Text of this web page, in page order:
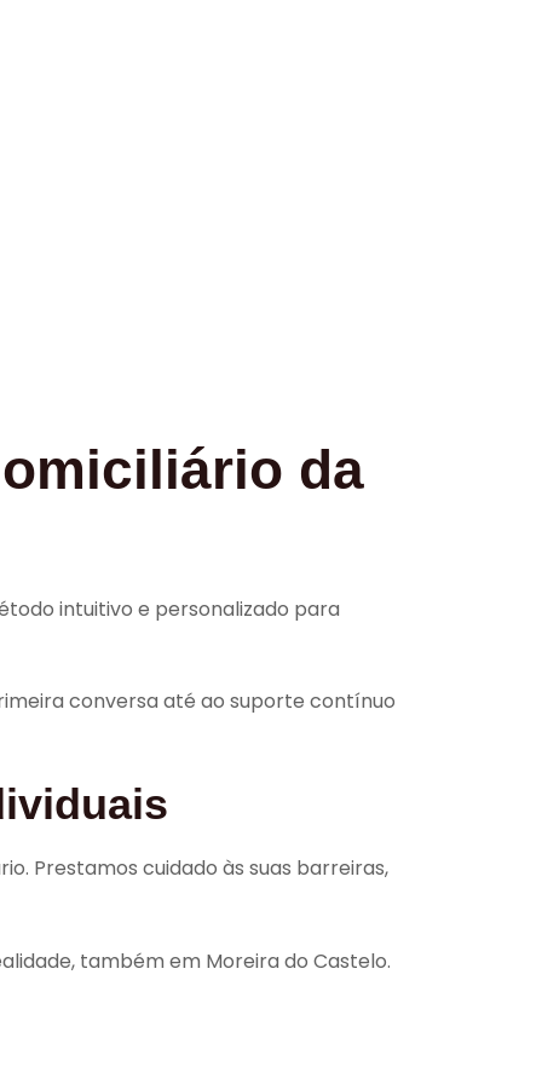
da
intuitivo e personalizado para
conversa até ao suporte contínuo
Prestamos cuidado às suas barreiras,
também em Moreira do Castelo.